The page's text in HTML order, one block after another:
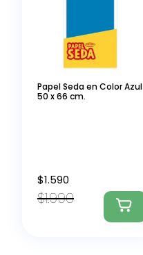
Papel Seda en Color Azul
50 x 66 cm.
$1.990
$1.590